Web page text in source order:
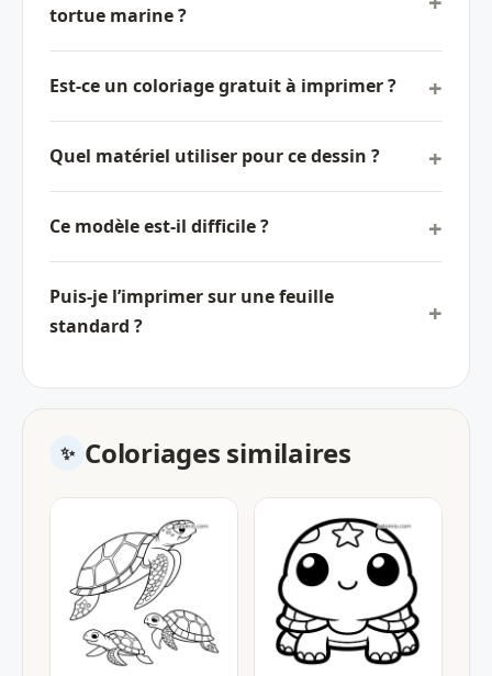
tortue marine ?
Est-ce un coloriage gratuit à imprimer ?
Quel matériel utiliser pour ce dessin ?
Ce modèle est-il difficile ?
Puis-je l’imprimer sur une feuille
standard ?
Coloriages similaires